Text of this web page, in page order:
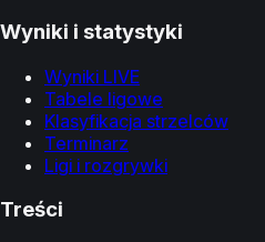
Wyniki i statystyki
Wyniki LIVE
Tabele ligowe
Klasyfikacja strzelców
Terminarz
Ligi i rozgrywki
Treści